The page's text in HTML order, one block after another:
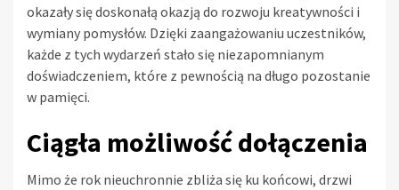
okazały się doskonałą okazją do rozwoju kreatywności i
wymiany pomysłów. Dzięki zaangażowaniu uczestników,
każde z tych wydarzeń stało się niezapomnianym
doświadczeniem, które z pewnością na długo pozostanie
w pamięci.
Ciągła możliwość dołączenia
Mimo że rok nieuchronnie zbliża się ku końcowi, drzwi